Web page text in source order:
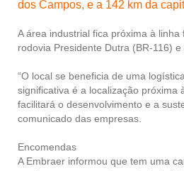
dos Campos, e a 142 km da
A área industrial fica próxima à
rodovia Presidente Dutra (BR-116)
“O local se beneficia de uma
significativa é a localização
facilitará o desenvolvimento e a
comunicado das empresas.
Encomendas
A Embraer informou que tem uma